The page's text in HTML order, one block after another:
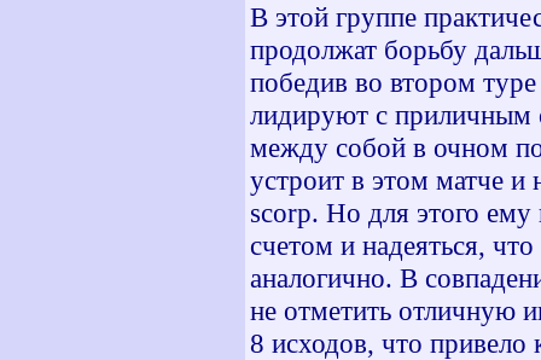
В этой группе
продолжат борьбу
победив во втором
лидируют с приличным
между собой в очном
устроит в этом матче
scorp. Но для этого
счетом и надеяться,
аналогично. В
не отметить отличную
8 исходов, что